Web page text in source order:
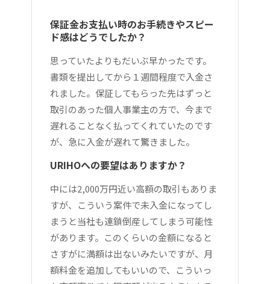
保証金お支払い時のお手続きやスピー
ド感はどうでしたか？
思っていたよりもだいぶ早かったです。
書類を提出してから１週間程度で入金さ
れました。保証してもらった先はずっと
取引のあった個人事業主の方で、今まで
遅れることなく払ってくれていたのです
が、急に入金が遅れて驚きました。
URIHOへの要望はありますか？
中には2,000万円近い高額の取引もありま
すが、こういう案件で未入金になってし
まうと当社も連鎖倒産してしまう可能性
があります。このくらいの金額になると
さすがに満額は出ないみたいですが、月
額料金を追加してもいいので、こういっ